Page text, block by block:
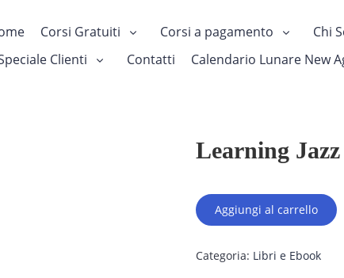
Corsi Gratuiti Corsi a pagamento
Chi
Clienti
Contatti Calendario Lunare New
Learning
Learning
Jazz
like
San
Aggiungi al carrello
Categoria: Libri e Ebook